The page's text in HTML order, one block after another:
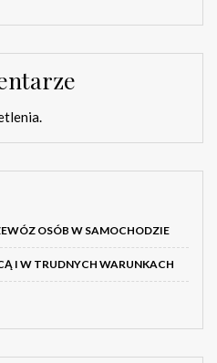
OSÓB W SAMOCHODZIE
I W TRUDNYCH WARUNKACH